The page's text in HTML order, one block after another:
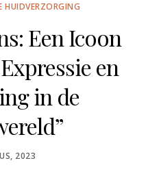
HUIDVERZORGING
Een Icoon
en
in de
2023